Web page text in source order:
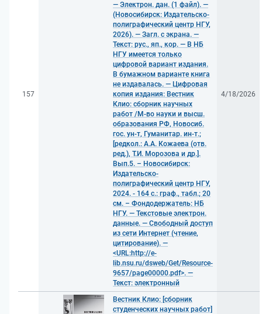
157
— Электрон. дан. (1 файл). —
(Новосибирск: Издательско-
полиграфический центр НГУ,
2026). — Загл. с экрана. —
Текст: рус., яп., кор. — В НБ
НГУ имеется только
цифровой вариант издания.
В бумажном варианте книга
не издавалась. — Цифровая
копия издания: Вестник
Клио: сборник научных
работ /М-во науки и высш.
образования РФ, Новосиб.
гос. ун-т, Гуманитар. ин-т.;
[редкол.: А.А. Кожаева (отв.
ред.), Т.И. Морозова и др.].
Вып.5. – Новосибирск:
Издательско-
полиграфический центр НГУ,
2024. - 164 с.: граф., табл.; 20
см. – Фондодержатель: НБ
НГУ. — Текстовые электрон.
данные. — Свободный доступ
из сети Интернет (чтение,
цитирование). —
<URL:http://e-
lib.nsu.ru/dsweb/Get/Resource-
9657/page00000.pdf>. —
Текст: электронный
4/18/2026
Вестник Клио: [сборник
студенческих научных работ]